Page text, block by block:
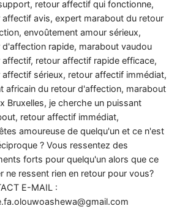
retour affectif qui fonctionne,
affectif avis, expert marabout du retour
envoûtement amour sérieux,
d'affection rapide, marabout vaudou
affectif, retour affectif rapide efficace,
affectif sérieux, retour affectif immédiat,
africain du retour d'affection, marabout
Bruxelles, je cherche un puissant
retour affectif immédiat,
amoureuse de quelqu'un et ce n'est
? Vous ressentez des
forts pour quelqu'un alors que ce
ne ressent rien en retour pour vous?
E-MAIL :